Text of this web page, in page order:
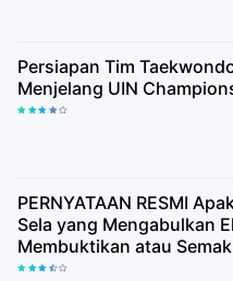
Persiapan Tim
Menjelang UIN
PERNYATAAN RESMI
Sela yang Mengabulkan
Membuktikan atau
Meyakinkan Publik Bahwa